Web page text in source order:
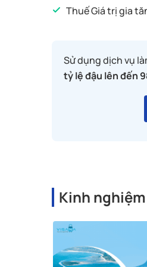
Nếu là người
Thuế Giá trị gia
Sử dụng dịch vụ
tỷ lệ đậu lên đến
Kinh